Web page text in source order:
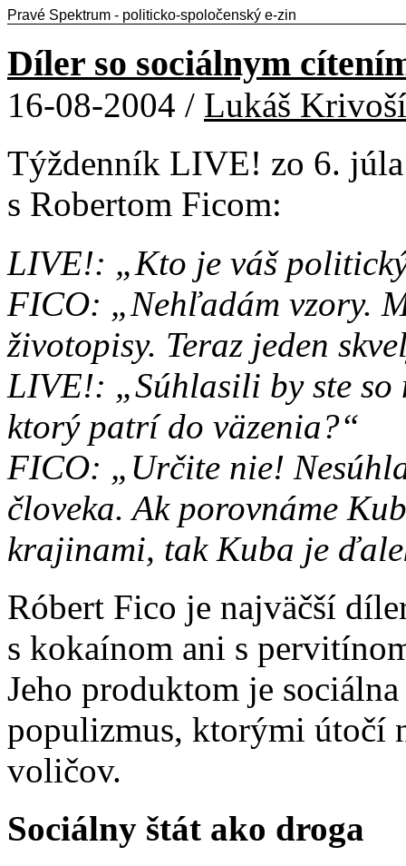
Pravé Spektrum - politicko-spoločenský e-zin
Díler so sociálnym
16-08-2004 / Lukáš
Týždenník LIVE! zo 6.
s Robertom Ficom:
LIVE!: „Kto je váš
FICO: „Nehľadám vzory.
životopisy. Teraz jeden
LIVE!: „Súhlasili by ste so
ktorý patrí do väzenia?“
FICO: „Určite nie!
človeka. Ak porovnáme
krajinami, tak Kuba je
Róbert Fico je najväčší
s kokaínom ani s
Jeho produktom je
populizmus, ktorými útočí
voličov.
Sociálny štát ako droga